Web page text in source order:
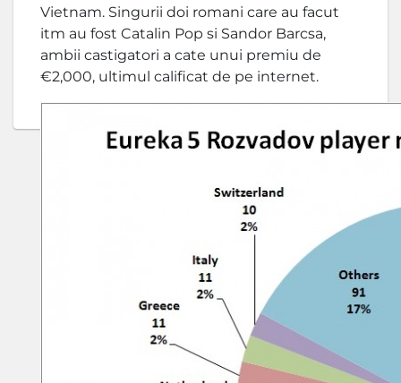
Vietnam. Singurii doi romani care au facut
itm au fost Catalin Pop si Sandor Barcsa,
ambii castigatori a cate unui premiu de
€2,000, ultimul calificat de pe internet.